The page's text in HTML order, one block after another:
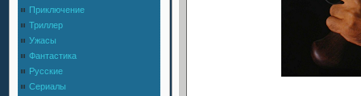
Приключение
Триллер
Ужасы
Фантастика
Русские
Сериалы